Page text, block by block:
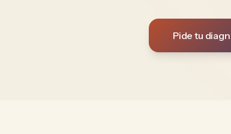
Pide tu